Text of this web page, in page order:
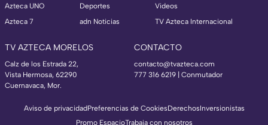
Azteca UNO
Azteca 7
Deportes
adn Noticias
Videos
TV Azteca Internacional
TV AZTECA MORELOS
Calz de los Estrada 22,
Vista Hermosa, 62290
Cuernavaca, Mor.
CONTACTO
contacto@tvazteca.com
777 316 6219 | Conmutador
Aviso de privacidadPreferencias de CookiesDerechosInversionistas
Promo EspacioTrabaja con nosotros